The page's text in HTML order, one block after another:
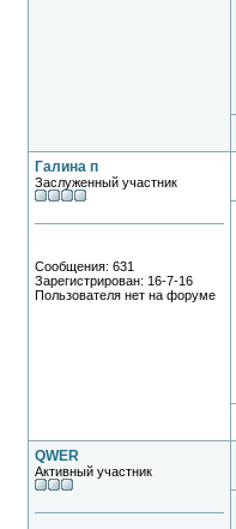
Галина п
Заслуженный участник
Сообщения: 631
Зарегистрирован: 16-7-16
Пользователя нет на форуме
QWER
Активный участник